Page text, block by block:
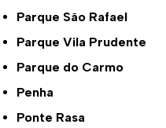
Parque São Rafael
Parque Vila Prudente
Parque do Carmo
Penha
Ponte Rasa